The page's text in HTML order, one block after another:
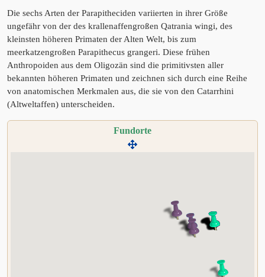
Die sechs Arten der Parapitheciden variierten in ihrer Größe
ungefähr von der des krallenaffengroßen Qatrania wingi, des
kleinsten höheren Primaten der Alten Welt, bis zum
meerkatzengroßen Parapithecus grangeri. Diese frühen
Anthropoiden aus dem Oligozän sind die primitivsten aller
bekannten höheren Primaten und zeichnen sich durch eine Reihe
von anatomischen Merkmalen aus, die sie von den Catarrhini
(Altweltaffen) unterscheiden.
Fundorte